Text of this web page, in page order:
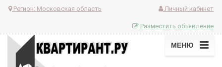
Регион: Московская область Личный кабинет
Разместить объявление
МЕНЮ